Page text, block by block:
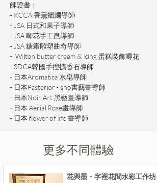
師證書：
- KCCA 香薫蠟燭導師
- JSA 日式和果子導師
- JSA 唧花手工皀導師
- JSA 糖霜雕塑曲奇導師
-  Wilton butter cream & icing 蛋糕裝飾唧花
- SDCA韓國手揑擴香石導師
- 日本Aromatica 水皂導師
- 日本Pasterior - sho書藝畫導師
- 日本Noir Art 黑藝畫導師
- 日本 Aerial Rose畫導師
- 日本 flower of life 畫導師
更多不同體驗
花與墨・字裡花間水彩工作坊